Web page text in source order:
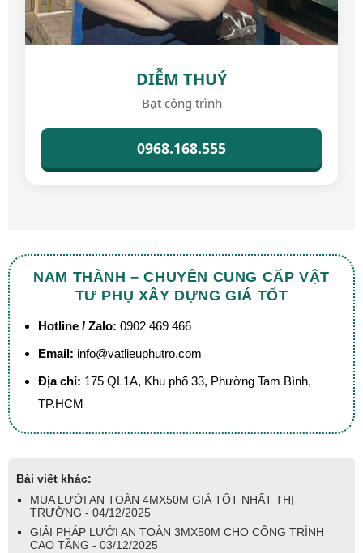
DIỄM THUÝ
Bạt công trình
0968.168.555
NAM THÀNH – CHUYÊN CUNG CẤP VẬT
TƯ PHỤ XÂY DỰNG GIÁ TỐT
Hotline / Zalo: 0902 469 466
Email: info@vatlieuphutro.com
Địa chỉ: 175 QL1A, Khu phố 33, Phường Tam Bình,
TP.HCM
Bài viết khác:
MUA LƯỚI AN TOÀN 4MX50M GIÁ TỐT NHẤT THỊ
TRƯỜNG - 04/12/2025
GIẢI PHÁP LƯỚI AN TOÀN 3MX50M CHO CÔNG TRÌNH
CAO TẦNG - 03/12/2025